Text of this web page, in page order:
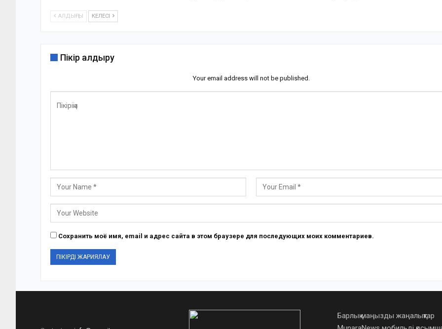
АЛДЫҢҒЫ КЕЛЕСІ
Пікір қалдыру
Your email address will not be published.
Сохранить моё имя, email и адрес сайта в этом браузере для последующих моих комментариев.
Барлық маңызды жаңалықтар